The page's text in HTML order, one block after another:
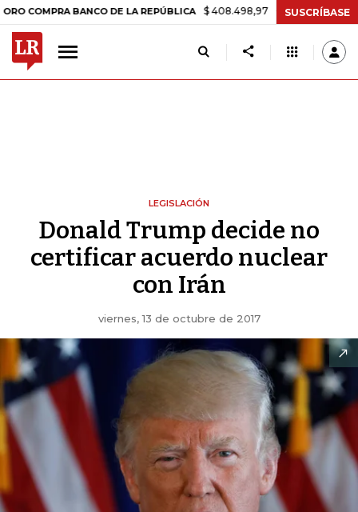
BANCO DE LA REPÚBLICA $ 408.498,97 +$ 8.753,81 +2,19%
SUSCRÍBASE
LEGISLACIÓN
Donald Trump decide no
certificar acuerdo nuclear
con Irán
viernes, 13 de octubre de 2017